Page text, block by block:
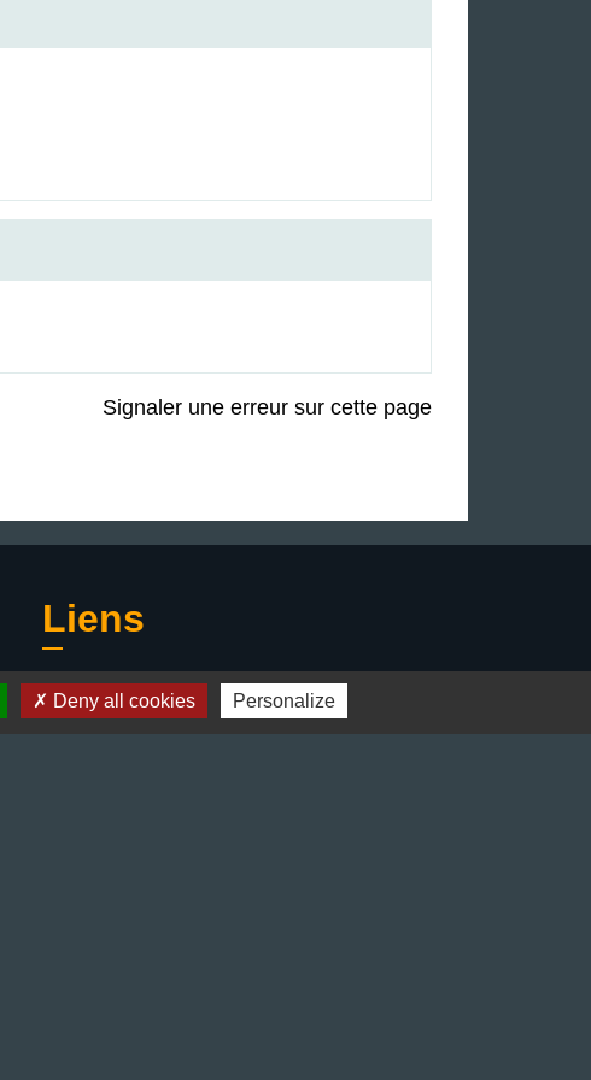
Signaler une erreur sur cette page
Liens
Préfecture de l'Isère
Deny all cookies Personalize